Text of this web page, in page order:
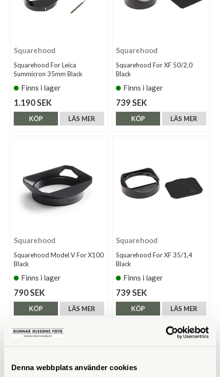
Denna webbplats använder cookies
Squarehood
Squarehood For Leica
Summicron 35mm Black
Finns i lager
1.190 SEK
LÄS MER
KÖP
Squarehood
Squarehood For XF 50/2,0
Black
Finns i lager
739 SEK
LÄS MER
KÖP
Squarehood
Squarehood Model V For X100
Black
Finns i lager
790 SEK
LÄS MER
KÖP
Squarehood
Squarehood For XF 35/1,4
Black
Finns i lager
739 SEK
LÄS MER
KÖP